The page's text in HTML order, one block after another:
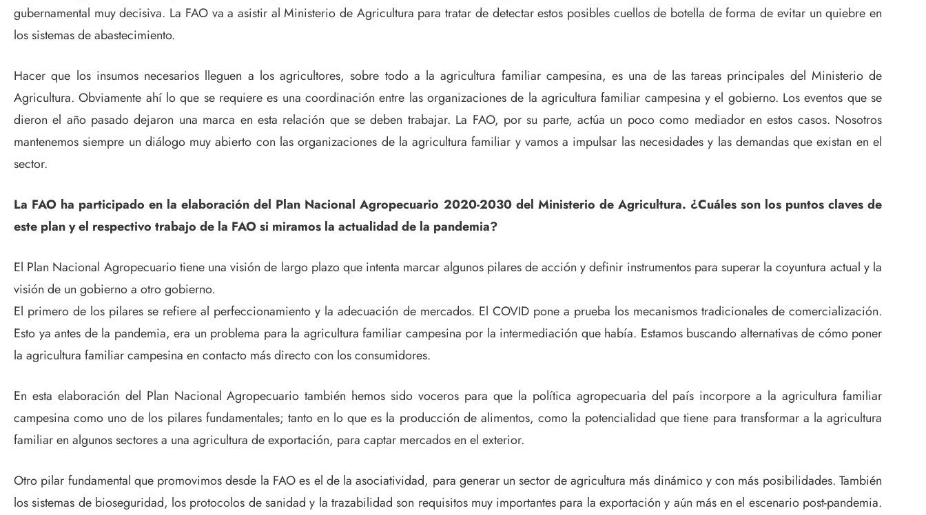
gubernamental muy decisiva. La FAO va a asistir al Ministerio de Agricultura para tratar de detectar estos posibles cuellos de botella de forma de evitar un quiebre en
los sistemas de abastecimiento.
Hacer que los insumos necesarios lleguen a los agricultores, sobre todo a la agricultura familiar campesina, es una de las tareas principales del Ministerio de
Agricultura. Obviamente ahí lo que se requiere es una coordinación entre las organizaciones de la agricultura familiar campesina y el gobierno. Los eventos que se
dieron el año pasado dejaron una marca en esta relación que se deben trabajar. La FAO, por su parte, actúa un poco como mediador en estos casos. Nosotros
mantenemos siempre un diálogo muy abierto con las organizaciones de la agricultura familiar y vamos a impulsar las necesidades y las demandas que existan en el
sector.
La FAO ha participado en la elaboración del Plan Nacional Agropecuario 2020-2030 del Ministerio de Agricultura. ¿Cuáles son los puntos claves de
este plan y el respectivo trabajo de la FAO si miramos la actualidad de la pandemia?
El Plan Nacional Agropecuario tiene una visión de largo plazo que intenta marcar algunos pilares de acción y definir instrumentos para superar la coyuntura actual y la
visión de un gobierno a otro gobierno.
El primero de los pilares se refiere al perfeccionamiento y la adecuación de mercados. El COVID pone a prueba los mecanismos tradicionales de comercialización.
Esto ya antes de la pandemia, era un problema para la agricultura familiar campesina por la intermediación que había. Estamos buscando alternativas de cómo poner
la agricultura familiar campesina en contacto más directo con los consumidores.
En esta elaboración del Plan Nacional Agropecuario también hemos sido voceros para que la política agropecuaria del país incorpore a la agricultura familiar
campesina como uno de los pilares fundamentales; tanto en lo que es la producción de alimentos, como la potencialidad que tiene para transformar a la agricultura
familiar en algunos sectores a una agricultura de exportación, para captar mercados en el exterior.
Otro pilar fundamental que promovimos desde la FAO es el de la asociatividad, para generar un sector de agricultura más dinámico y con más posibilidades. También
los sistemas de bioseguridad, los protocolos de sanidad y la trazabilidad son requisitos muy importantes para la exportación y aún más en el escenario post-pandemia.